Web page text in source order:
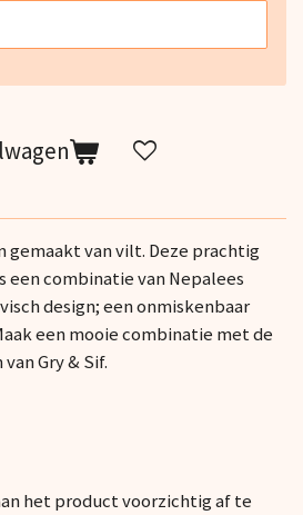
gemaakt van vilt. Deze prachtig
combinatie van Nepalees
design; een onmiskenbaar
een mooie combinatie met de
Gry & Sif.
het product voorzichtig af te